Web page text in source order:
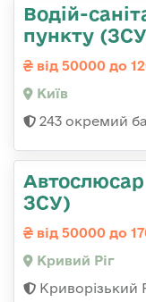
Водій-
пункту
від 50000 до
Київ
243 окремий
ЗСУ)
від 50000 до
Кривий Ріг
Криворізький